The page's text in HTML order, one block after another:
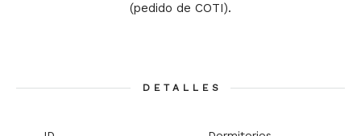
(pedido de COTI).
DETALLES